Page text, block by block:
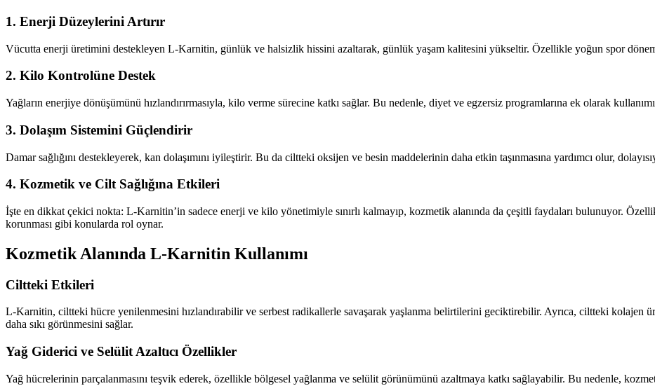
1. Enerji Düzeylerini Artırır
Vücutta enerji üretimini destekleyen L-Karnitin, günlük ve halsizlik hissini azaltarak, günlük yaşam kalitesini yükseltir. Özellikle yoğun spor
2. Kilo Kontrolüne Destek
Yağların enerjiye dönüşümünü hızlandırırmasıyla, kilo verme sürecine katkı sağlar. Bu nedenle, diyet ve egzersiz programlarına ek olarak kullanımı
3. Dolaşım Sistemini Güçlendirir
Damar sağlığını destekleyerek, kan dolaşımını iyileştirir. Bu da ciltteki oksijen ve besin maddelerinin daha etkin taşınmasına yardımcı olur,
4. Kozmetik ve Cilt Sağlığına Etkileri
İşte en dikkat çekici nokta: L-Karnitin’in sadece enerji ve kilo yönetimiyle sınırlı kalmayıp, kozmetik alanında da çeşitli faydaları bulunuyor.
korunması gibi konularda rol oynar.
Kozmetik Alanında L-Karnitin Kullanımı
Ciltteki Etkileri
L-Karnitin, ciltteki hücre yenilenmesini hızlandırabilir ve serbest radikallerle savaşarak yaşlanma belirtilerini geciktirebilir. Ayrıca, ciltteki kolajen
daha sıkı görünmesini sağlar.
Yağ Giderici ve Selülit Azaltıcı Özellikler
Yağ hücrelerinin parçalanmasını teşvik ederek, özellikle bölgesel yağlanma ve selülit görünümünü azaltmaya katkı sağlayabilir. Bu nedenle,